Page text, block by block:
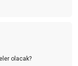
olacak?